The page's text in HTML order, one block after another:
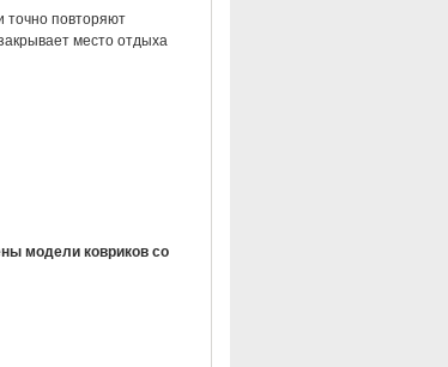
точно повторяют
место отдыха
модели ковриков со